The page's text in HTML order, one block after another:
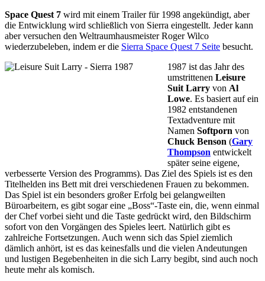
Space Quest 7 wird mit einem Trailer für 1998 angekündigt, aber
die Entwicklung wird schließlich von Sierra eingestellt. Jeder kann
aber versuchen den Weltraumhausmeister Roger Wilco
wiederzubeleben, indem er die Sierra Space Quest 7 Seite besucht.
1987 ist das Jahr des
umstrittenen Leisure
Suit Larry von Al
Lowe. Es basiert auf ein
1982 entstandenen
Textadventure mit
Namen Softporn von
Chuck Benson (Gary
Thompson entwickelt
später seine eigene,
verbesserte Version des Programms). Das Ziel des Spiels ist es den
Titelhelden ins Bett mit drei verschiedenen Frauen zu bekommen.
Das Spiel ist ein besonders großer Erfolg bei gelangweilten
Büroarbeitern, es gibt sogar eine „Boss“-Taste ein, die, wenn einmal
der Chef vorbei sieht und die Taste gedrückt wird, den Bildschirm
sofort von den Vorgängen des Spieles leert. Natürlich gibt es
zahlreiche Fortsetzungen. Auch wenn sich das Spiel ziemlich
dämlich anhört, ist es das keinesfalls und die vielen Andeutungen
und lustigen Begebenheiten in die sich Larry begibt, sind auch noch
heute mehr als komisch.